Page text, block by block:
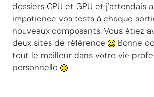
dossiers CPU et GPU et j'attendais
impatience vos tests à chaque
nouveaux composants. Vous étiez
deux sites de référence
Bonne
tout le meilleur dans votre vie
personnelle